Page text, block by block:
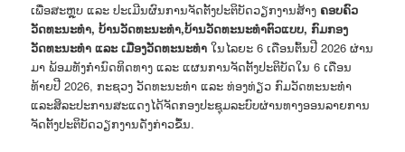
ເພື່ອສະຫຼຸບ ແລະ ປະເມີນຜົນການຈັດຕັ້ງປະຕິບັດວຽກງານສ້າງ ຄອບຄົວ
ວັດທະນະທຳ,ບ້ານວັດທະນະທຳ,ບ້ານວັດທະນະທຳຕົວແບບ,ກົມກອງ
ວັດທະນະທຳ ແລະ ເມືອງວັດທະນະທຳ ໃນໄລຍະ 6 ເດືອນຕົ້ນປີ 2026 ຜ່ານ
ມາ ພ້ອມທັງກຳນົດທິດທາງ ແລະ ແຜນການຈັດຕັ້ງປະຕິບັດໃນ 6 ເດືອນ
ທ້າຍປີ 2026, ກະຊວງ ວັດທະນະທຳ ແລະ ທ່ອງທ່ຽວ ກົມວັດທະນະທຳ
ແລະສິລະປະການສະແດງໄດ້ຈັດກອງປະຊຸມລະບົບຜ່ານທາງອອນລາຍການ
ຈັດຕັ້ງປະຕິບັດວຽກງານດັ່ງກ່າວຂຶ້ນ.